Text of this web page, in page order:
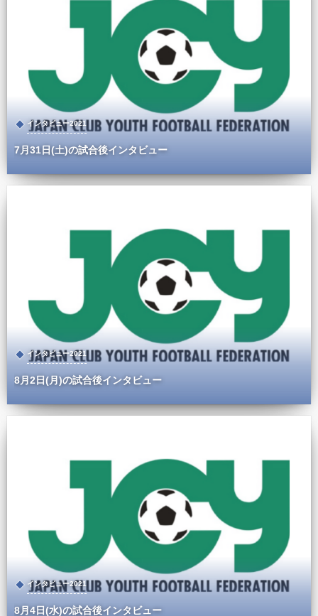
インタビュー2021
7月31日(土)の試合後インタビュー
インタビュー2021
8月2日(月)の試合後インタビュー
インタビュー2021
8月4日(水)の試合後インタビュー